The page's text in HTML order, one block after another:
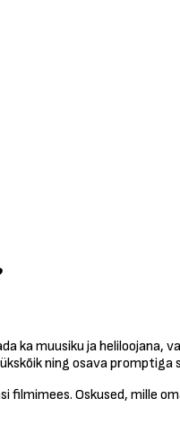
ka muusiku ja heliloojana,
ning osava
Oskused, mille